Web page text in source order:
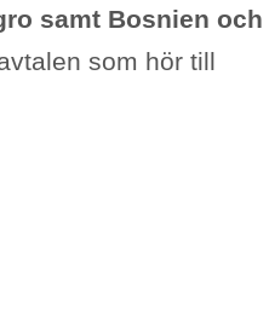
samt Bosnien och
som hör till